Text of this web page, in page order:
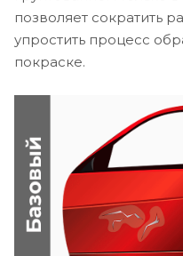
позволяет сократить
упростить процесс
покраске.